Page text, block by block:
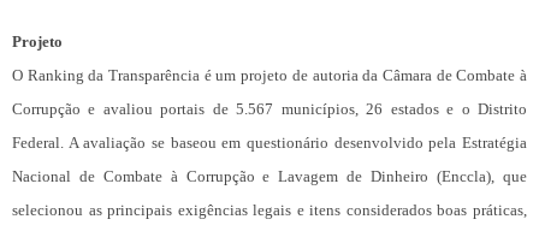
Projeto
O Ranking da Transparência é um projeto de autoria da Câmara de Combate à
Corrupção e avaliou portais de 5.567 municípios, 26 estados e o Distrito
Federal. A avaliação se baseou em questionário desenvolvido pela Estratégia
Nacional de Combate à Corrupção e Lavagem de Dinheiro (Enccla), que
selecionou as principais exigências legais e itens considerados boas práticas,